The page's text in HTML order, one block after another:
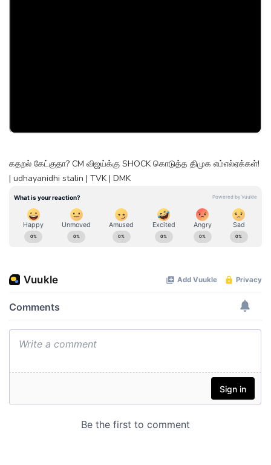
கதறல் கேட்குதா? CM விஜய்க்கு SHOCK கொடுத்த திமுக எம்எல்ஏக்கள்!
| udhayanidhi stalin | TVK | DMK